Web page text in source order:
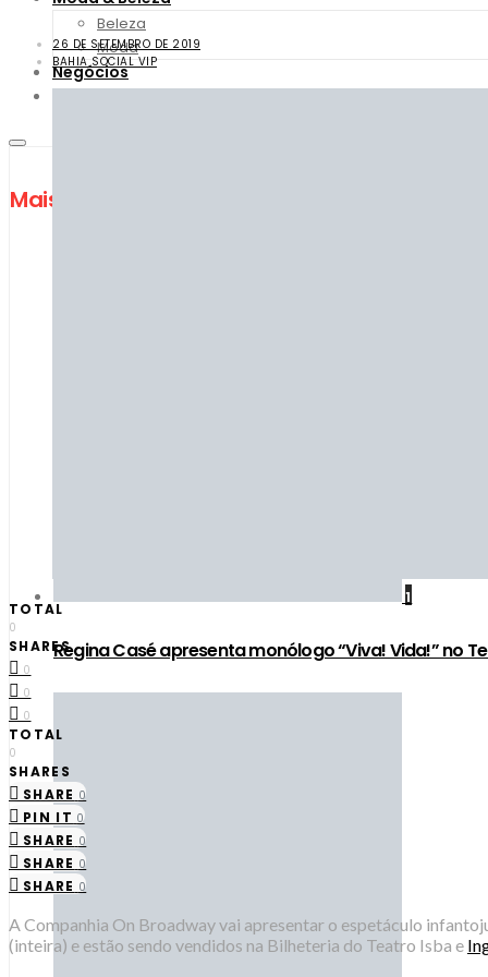
Beleza
Moda
Negócios
Mais lidas
1
Regina Casé apresenta monólogo “Viva! Vida!” no
26 DE SETEMBRO DE 2019
BAHIA SOCIAL VIP
TOTAL
0
SHARES
0
0
0
TOTAL
0
SHARES
SHARE 0
PIN IT 0
SHARE 0
SHARE 0
SHARE 0
A Companhia On Broadway vai apresentar o espetáculo
(inteira) e estão sendo vendidos na Bilheteria do Teatro Isba e